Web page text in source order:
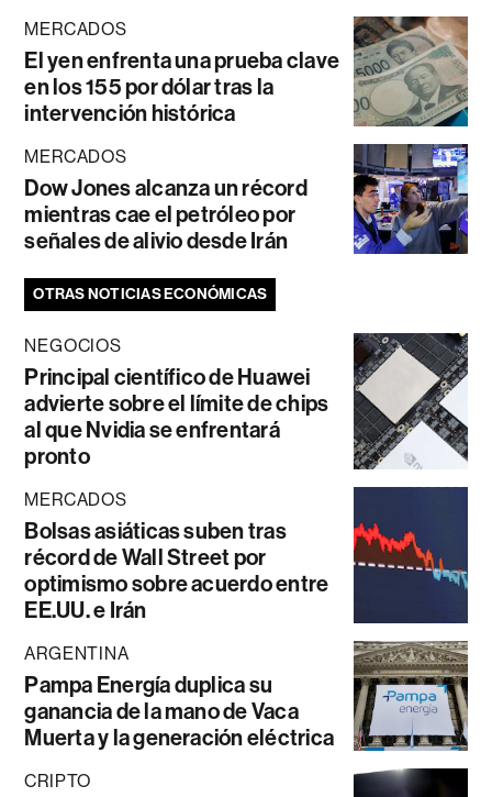
MERCADOS
El yen enfrenta una prueba clave
en los 155 por dólar tras la
intervención histórica
MERCADOS
Dow Jones alcanza un récord
mientras cae el petróleo por
señales de alivio desde Irán
OTRAS NOTICIAS ECONÓMICAS
NEGOCIOS
Principal científico de Huawei
advierte sobre el límite de chips
al que Nvidia se enfrentará
pronto
MERCADOS
Bolsas asiáticas suben tras
récord de Wall Street por
optimismo sobre acuerdo entre
EE.UU. e Irán
ARGENTINA
Pampa Energía duplica su
ganancia de la mano de Vaca
Muerta y la generación eléctrica
CRIPTO